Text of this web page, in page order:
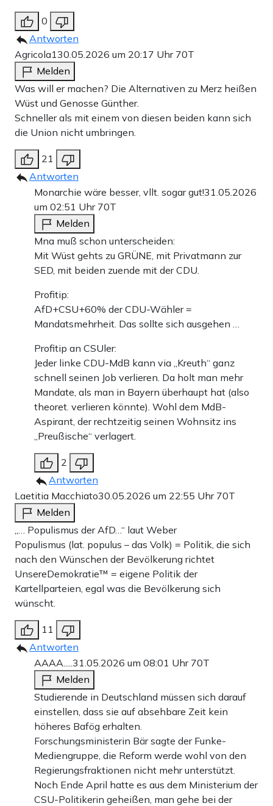
0
Antworten
Agricola130.05.2026 um 20:17 Uhr 70T
Melden
Was will er machen? Die Alternativen zu Merz heißen
Wüst und Genosse Günther.
Schneller als mit einem von diesen beiden kann sich
die Union nicht umbringen.
21
Antworten
Monarchie wäre besser, vllt. sogar gut!31.05.2026
um 02:51 Uhr 70T
Melden
Mna muß schon unterscheiden:
Mit Wüst gehts zu GRÜNE, mit Privatmann zur
SED, mit beiden zuende mit der CDU.
Profitip:
AfD+CSU+60% der CDU-Wähler =
Mandatsmehrheit. Das sollte sich ausgehen …
Profitip an CSUler:
Jeder linke CDU-MdB kann via „Kreuth“ ganz
schnell seinen Job verlieren. Da holt man mehr
Mandate, als man in Bayern überhaupt hat (also
theoret. verlieren könnte). Wohl dem MdB-
Aspirant, der rechtzeitig seinen Wohnsitz ins
„Preußische“ verlagert.
2
Antworten
Laetitia Macchiato30.05.2026 um 22:55 Uhr 70T
Melden
„… Populismus der AfD…“ laut Weber
Populismus (lat. populus – das Volk) = Politik, die sich
nach den Wünschen der Bevölkerung richtet
UnsereDemokratie™ = eigene Politik der
Kartellparteien, egal was die Bevölkerung sich
wünscht.
11
Antworten
AAAA..... 31.05.2026 um 08:01 Uhr 70T
Melden
Studierende in Deutschland müssen sich darauf
einstellen, dass sie auf absehbare Zeit kein
höheres Bafög erhalten.
Forschungsministerin Bär sagte der Funke-
Mediengruppe, die Reform werde wohl von den
Regierungsfraktionen nicht mehr unterstützt.
Noch Ende April hatte es aus dem Ministerium der
CSU-Politikerin geheißen, man gehe bei der